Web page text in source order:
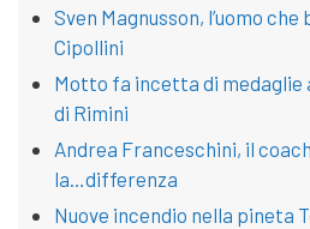
Sven Magnusson, l’uomo
Cipollini
Motto fa incetta di
di Rimini
Andrea Franceschini, il
la…differenza
Nuove incendio nella pineta